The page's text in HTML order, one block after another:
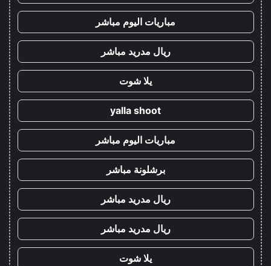
مباريات اليوم مباشر
ريال مدريد مباشر
يلا شوت
yalla shoot
مباريات اليوم مباشر
برشلونة مباشر
ريال مدريد مباشر
ريال مدريد مباشر
يلا شوت